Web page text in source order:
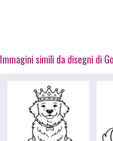
Immagini simili da disegni di